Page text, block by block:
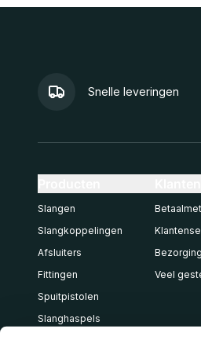
Snelle leveringen
Slangen
Slangkoppelingen
Afsluiters
Fittingen
Spuitpistolen
Slanghaspels
Bezorging
Veel